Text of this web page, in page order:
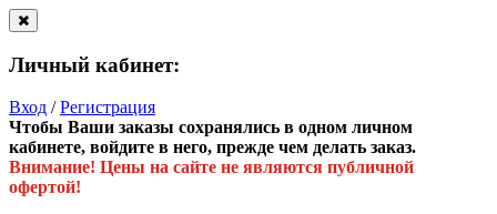
Личный кабинет:
Вход /Регистрация
Чтобы Ваши заказы сохранялись в одном личном
кабинете, войдите в него, прежде чем делать заказ.
Внимание! Цены на сайте не являются публичной
офертой!